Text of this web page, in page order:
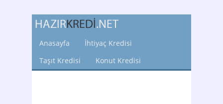
Anasayfa
İhtiyaç Kredisi
Taşıt Kredisi
Konut Kredisi